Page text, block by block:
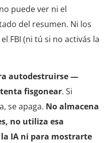
puede ver ni el
del resumen. Ni los
FBI (ni tú si no activás la
autodestruirse —
fisgonear. Si
se apaga. No almacena
no utiliza esa
IA ni para mostrarte